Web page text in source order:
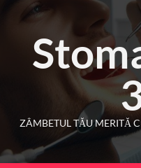
content
ZÂMBETUL TĂU MERITĂ